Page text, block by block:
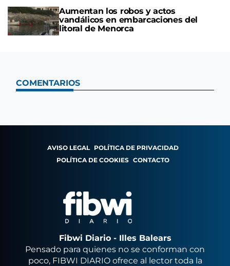
Aumentan los robos y actos
vandálicos en embarcaciones del
litoral de Menorca
COMENTARIOS
AVISO LEGAL POLÍTICA DE PRIVACIDAD
POLÍTICA DE COOKIES CONTACTO
Fibwi Diario - Illes Balears
Pensado para quienes no se conforman con
poco, FIBWI DIARIO ofrece al lector toda la